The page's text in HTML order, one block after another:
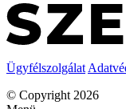
Ügyfélszolgálat
© Copyright 2026